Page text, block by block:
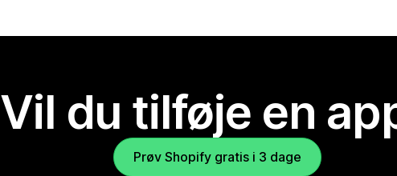
Vil du tilføje en
Prøv Shopify gratis i 3 dage